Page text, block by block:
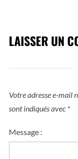
LAISSER UN
Votre adresse e-mail
sont indiqués avec *
Message :